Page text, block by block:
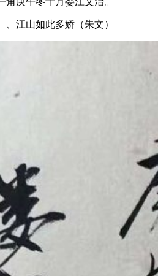
、江山如此多娇（朱文）